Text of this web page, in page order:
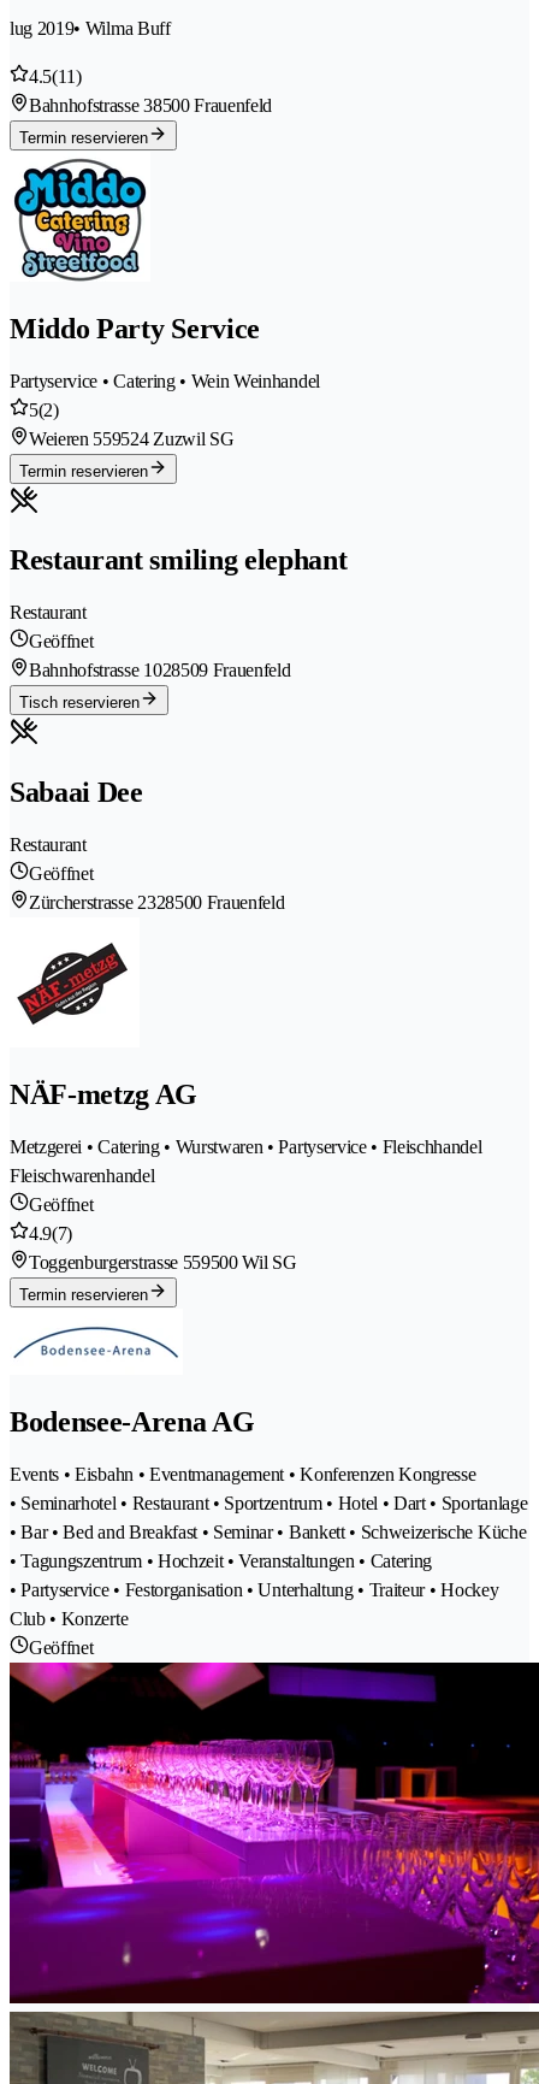
lug 2019• Wilma Buff
4.5(11)
Bahnhofstrasse 38500 Frauenfeld
Termin reservieren
Middo Party Service
Partyservice • Catering • Wein Weinhandel
5(2)
Weieren 559524 Zuzwil SG
Termin reservieren
Restaurant smiling elephant
Restaurant
Geöffnet
Bahnhofstrasse 1028509 Frauenfeld
Tisch reservieren
Sabaai Dee
Restaurant
Geöffnet
Zürcherstrasse 2328500 Frauenfeld
NÄF-metzg AG
Metzgerei • Catering • Wurstwaren • Partyservice • Fleischhandel
Fleischwarenhandel
Geöffnet
4.9(7)
Toggenburgerstrasse 559500 Wil SG
Termin reservieren
Bodensee-Arena AG
Events • Eisbahn • Eventmanagement • Konferenzen Kongresse
• Seminarhotel • Restaurant • Sportzentrum • Hotel • Dart • Sportanlage
• Bar • Bed and Breakfast • Seminar • Bankett • Schweizerische Küche
• Tagungszentrum • Hochzeit • Veranstaltungen • Catering
• Partyservice • Festorganisation • Unterhaltung • Traiteur • Hockey
Club • Konzerte
Geöffnet